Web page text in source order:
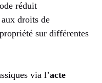
réduit
droits de
sur différentes
via l’acte